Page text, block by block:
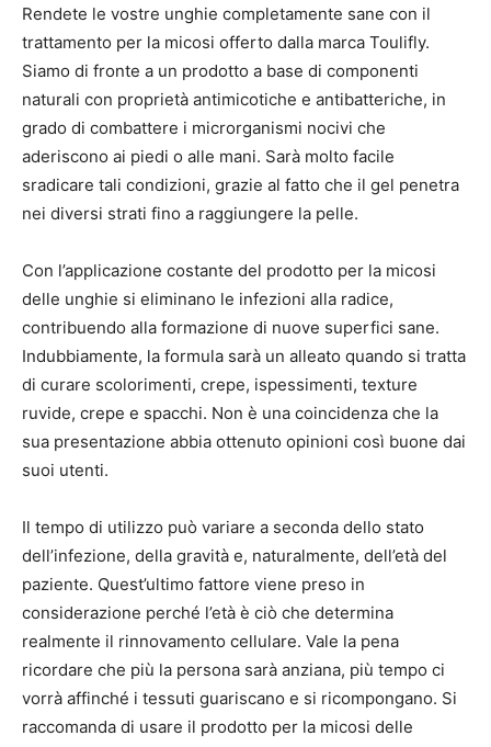
Rendete le vostre unghie completamente sane con il
trattamento per la micosi offerto dalla marca Toulifly.
Siamo di fronte a un prodotto a base di componenti
naturali con proprietà antimicotiche e antibatteriche, in
grado di combattere i microrganismi nocivi che
aderiscono ai piedi o alle mani. Sarà molto facile
sradicare tali condizioni, grazie al fatto che il gel penetra
nei diversi strati fino a raggiungere la pelle.
Con l’applicazione costante del prodotto per la micosi
delle unghie si eliminano le infezioni alla radice,
contribuendo alla formazione di nuove superfici sane.
Indubbiamente, la formula sarà un alleato quando si tratta
di curare scolorimenti, crepe, ispessimenti, texture
ruvide, crepe e spacchi. Non è una coincidenza che la
sua presentazione abbia ottenuto opinioni così buone dai
suoi utenti.
Il tempo di utilizzo può variare a seconda dello stato
dell’infezione, della gravità e, naturalmente, dell’età del
paziente. Quest’ultimo fattore viene preso in
considerazione perché l’età è ciò che determina
realmente il rinnovamento cellulare. Vale la pena
ricordare che più la persona sarà anziana, più tempo ci
vorrà affinché i tessuti guariscano e si ricompongano. Si
raccomanda di usare il prodotto per la micosi delle